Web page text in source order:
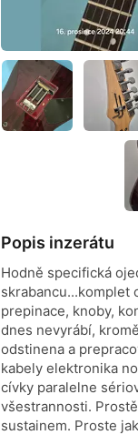
Popis inzerátu
Hodně specifická
skrabancu...komplet
prepinace, knoby,
dnes nevyrábí,
odstinena a
kabely elektronika
cívky paralelne
všestrannosti.
sustainem. Proste